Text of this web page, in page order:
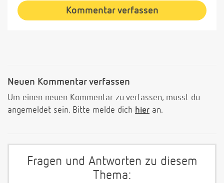
Kommentar verfassen
Neuen Kommentar verfassen
Um einen neuen Kommentar zu verfassen, musst du
angemeldet sein. Bitte melde dich hier an.
Fragen und Antworten zu diesem
Thema: